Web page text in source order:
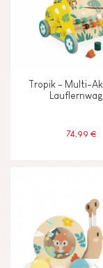
Tropik - Multi-
74,99 €